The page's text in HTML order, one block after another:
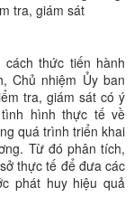
tra, giám sát
thức tiến hành
Chủ nhiệm Ủy ban
tra, giám sát có ý
hình thực tế về
quá trình triển khai
Từ đó phân tích,
thực tế để đưa các
phát huy hiệu quả